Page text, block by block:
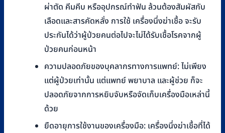
ผ่าตัด คีมคีบ หรืออุปกรณ์ทำฟัน ล้วนต้องสัมผัสกับ
เลือดและสารคัดหลั่ง การใช้ เครื่องนึ่งฆ่าเชื้อ จะรับ
ประกันได้ว่าผู้ป่วยคนต่อไปจะไม่ได้รับเชื้อโรคจากผู้
ป่วยคนก่อนหน้า
ความปลอดภัยของบุคลากรทางการแพทย์: ไม่เพียง
แต่ผู้ป่วยเท่านั้น แต่แพทย์ พยาบาล และผู้ช่วย ก็จะ
ปลอดภัยจากการหยิบจับหรือจัดเก็บเครื่องมือเหล่านี้
ด้วย
ยืดอายุการใช้งานของเครื่องมือ: เครื่องนึ่งฆ่าเชื้อที่ได้